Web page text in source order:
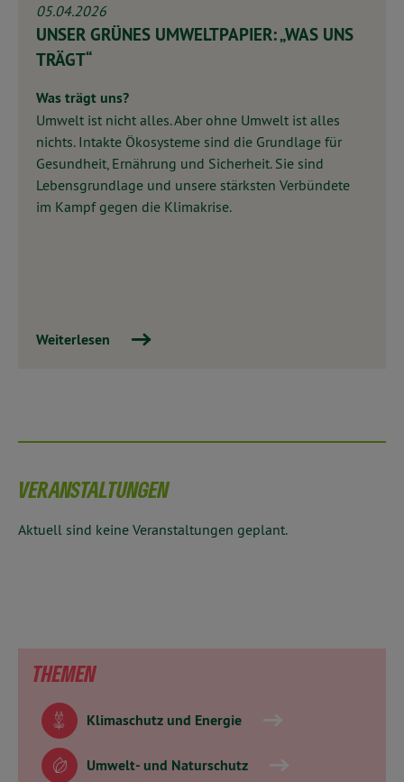
05.04.2026
UNSER GRÜNES UMWELTPAPIER: „WAS UNS
TRÄGT“
Was trägt uns?
Umwelt ist nicht alles. Aber ohne Umwelt ist alles
nichts. Intakte Ökosysteme sind die Grundlage für
Gesundheit, Ernährung und Sicherheit. Sie sind
Lebensgrundlage und unsere stärksten Verbündete
im Kampf gegen die Klimakrise.
Weiterlesen
VERANSTALTUNGEN
Aktuell sind keine Veranstaltungen geplant.
THEMEN
Klimaschutz und Energie
Umwelt- und Naturschutz